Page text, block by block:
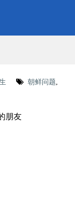
朝鲜问题,
朋友